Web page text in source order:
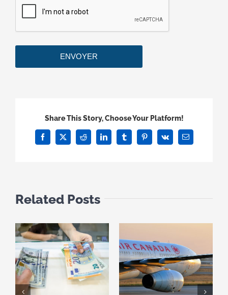
Share This Story, Choose Your Platform!
Facebook
X Reddit LinkedInTumblrPinterest
Vk Email
Related Posts